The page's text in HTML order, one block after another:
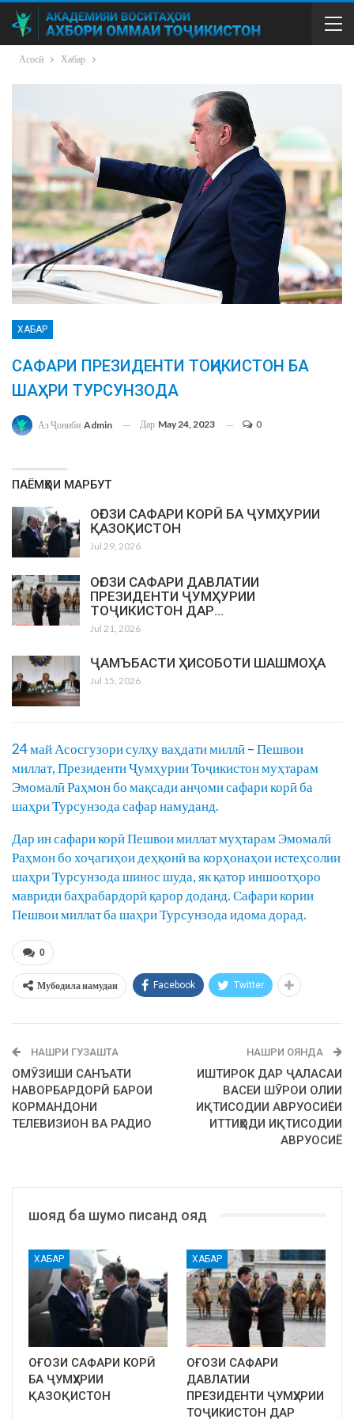
Асосӣ Хабар
ХАБАР
САФАРИ ПРЕЗИДЕНТИ ТОҶИКИСТОН БА
ШАҲРИ ТУРСУНЗОДА
Аз Ҷониби Admin Дар May 24, 2023 0
ПАЁМҲОИ МАРБУТ
ОҒОЗИ САФАРИ КОРӢ БА ҶУМҲУРИИ
ҚАЗОҚИСТОН
Jul 29, 2026
ОҒОЗИ САФАРИ ДАВЛАТИИ
ПРЕЗИДЕНТИ ҶУМҲУРИИ
ТОҶИКИСТОН ДАР…
Jul 21, 2026
ҶАМЪБАСТИ ҲИСОБОТИ ШАШМОҲА
Jul 15, 2026
24 май Асосгузори сулҳу ваҳдати миллӣ – Пешвои
миллат, Президенти Ҷумҳурии Тоҷикистон муҳтарам
Эмомалӣ Раҳмон бо мақсади анҷоми сафари корӣ ба
шаҳри Турсунзода сафар намуданд.
Дар ин сафари корӣ Пешвои миллат муҳтарам Эмомалӣ
Раҳмон бо хоҷагиҳои деҳқонӣ ва корҳонаҳои истеҳсолии
шаҳри Турсунзода шинос шуда, як қатор иншоотҳоро
мавриди баҳрабардорӣ қарор доданд. Сафари кории
Пешвои миллат ба шаҳри Турсунзода идома дорад.
0
Мубодила намудан Facebook Twitter
НАШРИ ГУЗАШТА
ОМӮЗИШИ САНЪАТИ
НАВОРБАРДОРӢ БАРОИ
КОРМАНДОНИ
ТЕЛЕВИЗИОН ВА РАДИО
НАШРИ ОЯНДА
ИШТИРОК ДАР ҶАЛАСАИ
ВАСЕИ ШӮРОИ ОЛИИ
ИҚТИСОДИИ АВРУОСИЁИ
ИТТИҲОДИ ИҚТИСОДИИ
АВРУОСИЁ
шояд ба шумо писанд ояд
ХАБАР
ОҒОЗИ САФАРИ КОРӢ
БА ҶУМҲУРИИ
ҚАЗОҚИСТОН
ХАБАР
ОҒОЗИ САФАРИ
ДАВЛАТИИ
ПРЕЗИДЕНТИ ҶУМҲУРИИ
ТОҶИКИСТОН ДАР